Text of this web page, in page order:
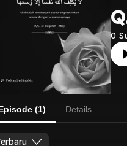
0
(1) Details